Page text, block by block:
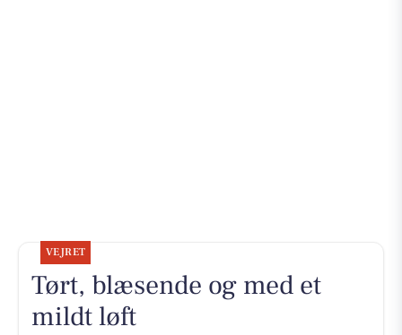
VEJRET
Tørt, blæsende og med et
mildt løft